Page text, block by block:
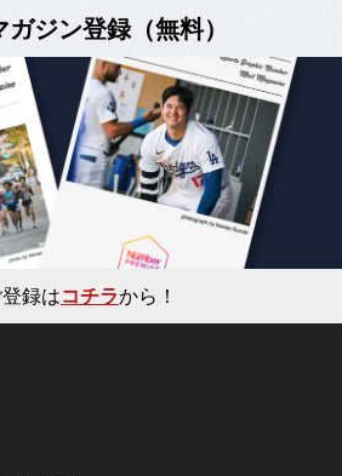
ガジン登録（無料）
録はコチラから！